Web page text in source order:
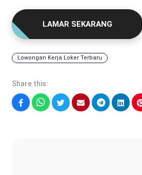
LAMAR SEKARANG
Lowongan Kerja Loker Terbaru
Share this: